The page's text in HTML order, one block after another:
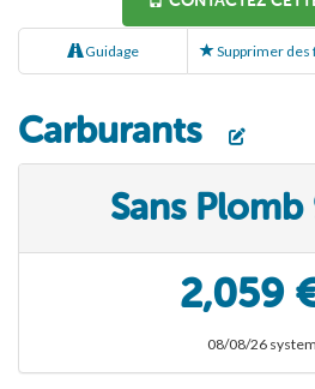
Guidage Supprimer des
Carburants
Sans Plomb
2,059
08/08/26